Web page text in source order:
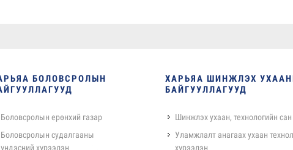
БОЛОВСРОЛЫН
Боловсролын ерөнхий газар
Боловсролын судалгааны
үндэсний хүрээлэн
ХАРЬЯА ШИНЖЛЭХ
БАЙГУУЛЛАГУУД
Шинжлэх ухаан, технологийн сан
Уламжлалт анагаах ухаан
хүрээлэн